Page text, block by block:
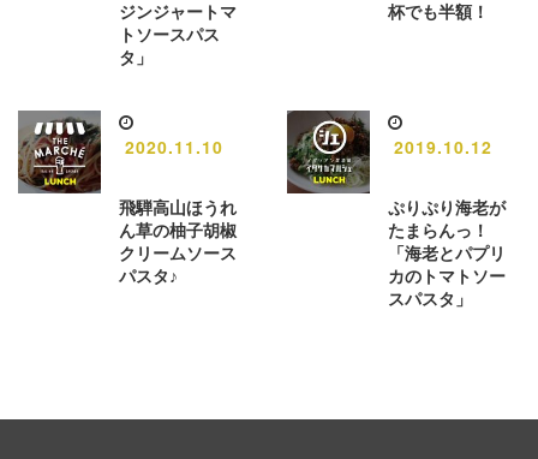
ジンジャートマ
トソースパス
タ」
杯でも半額！
2020.11.10
飛騨高山ほうれ
ん草の柚子胡椒
クリームソース
パスタ♪
2019.10.12
ぷりぷり海老が
たまらんっ！
「海老とパプリ
カのトマトソー
スパスタ」